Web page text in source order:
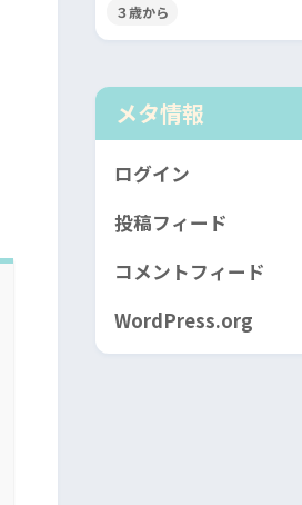
３歳から
メタ情報
ログイン
投稿フィード
コメントフィード
WordPress.org